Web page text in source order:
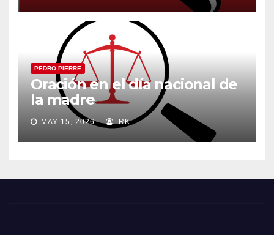
PEDRO PIERRE
Oración en el día nacional de
la madre
MAY 15, 2026 RK